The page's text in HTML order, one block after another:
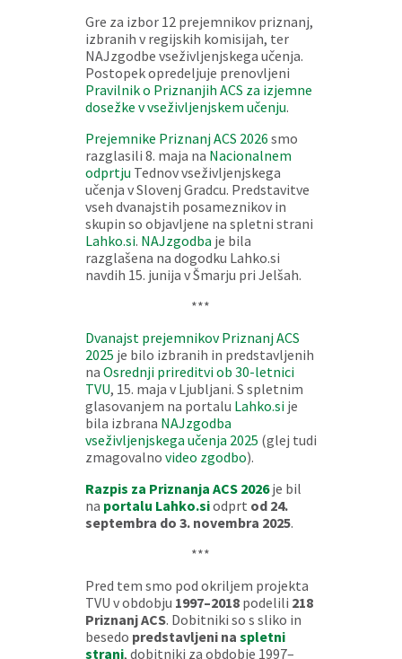
Gre za izbor 12 prejemnikov priznanj,
izbranih v regijskih komisijah, ter
NAJzgodbe vseživljenjskega učenja.
Postopek opredeljuje prenovljeni
Pravilnik o Priznanjih ACS za izjemne
dosežke v vseživljenjskem učenju.
Prejemnike Priznanj ACS 2026 smo
razglasili 8. maja na Nacionalnem
odprtju Tednov vseživljenjskega
učenja v Slovenj Gradcu. Predstavitve
vseh dvanajstih posameznikov in
skupin so objavljene na spletni strani
Lahko.si. NAJzgodba je bila
razglašena na dogodku Lahko.si
navdih 15. junija v Šmarju pri Jelšah.
***
Dvanajst prejemnikov Priznanj ACS
2025 je bilo izbranih in predstavljenih
na Osrednji prireditvi ob 30-letnici
TVU, 15. maja v Ljubljani. S spletnim
glasovanjem na portalu Lahko.sije
bila izbrana NAJzgodba
vseživljenjskega učenja 2025 (glej tudi
zmagovalno video zgodbo).
Razpis za Priznanja ACS 2026je bil
na portalu Lahko.siodprt od 24.
septembra do 3. novembra 2025.
***
Pred tem smo pod okriljem projekta
TVU v obdobju 1997–2018podelili 218
Priznanj ACS. Dobitniki so s sliko in
besedo predstavljeni na spletni
strani, dobitniki za obdobje 1997–